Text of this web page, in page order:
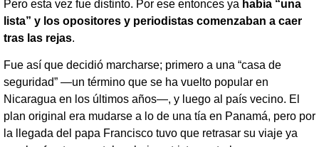
Pero esta vez fue distinto. Por ese entonces ya había “una
lista” y los opositores y periodistas comenzaban a caer
tras las rejas.
Fue así que decidió marcharse; primero a una “casa de
seguridad” —un término que se ha vuelto popular en
Nicaragua en los últimos años—, y luego al país vecino. El
plan original era mudarse a lo de una tía en Panamá, pero por
la llegada del papa Francisco tuvo que retrasar su viaje ya